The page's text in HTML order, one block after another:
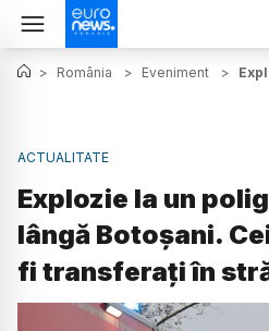
> România > Eveniment >
ACTUALITATE
Explozie la un
lângă Botoșani.
fi transferați în